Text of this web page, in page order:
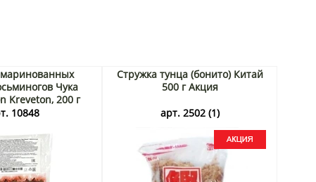
Чука
Kreveton, 200 г
10848
Стружка тунца (бонито) Китай
500 г Акция
арт. 2502 (1)